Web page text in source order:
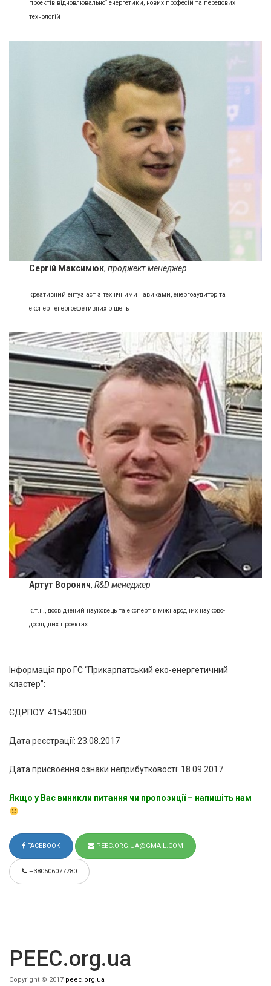
проектів відновлювальної енергетики, нових професій та передових
технологій
Сергій Максимюк,проджект менеджер
креативний ентузіаст з технічними навиками, енергоаудитор та
експерт енергоефетивних рішень
Артут Воронич,R&D менеджер
к.т.н., досвідчений науковець та експерт в міжнародних науково-
дослідних проектах
Інформація про ГС “Прикарпатський еко-енергетичний
кластер”:
ЄДРПОУ: 41540300
Дата реєстрації: 23.08.2017
Дата присвоєння ознаки неприбутковості: 18.09.2017
Якщо у Вас виникли питання чи пропозиції – напишіть нам
FACEBOOK PEEC.ORG.UA@GMAIL.COM
+380506077780
PEEC.org.ua
Copyright © 2017 peec.org.ua